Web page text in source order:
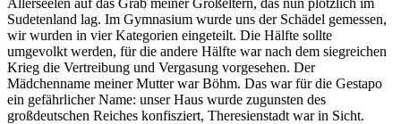
Sudetenland lag. Im Gymnasium wurde uns der Schädel gemessen,
wir wurden in vier Kategorien eingeteilt. Die Hälfte sollte
umgevolkt werden, für die andere Hälfte war nach dem siegreichen
Krieg die Vertreibung und Vergasung vorgesehen. Der
Mädchenname meiner Mutter war Böhm. Das war für die Gestapo
ein gefährlicher Name: unser Haus wurde zugunsten des
großdeutschen Reiches konfisziert, Theresienstadt war in Sicht.